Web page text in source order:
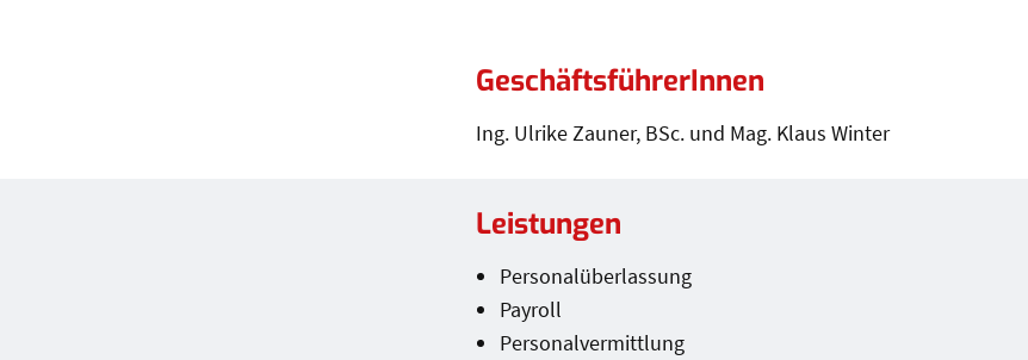
GeschäftsführerInnen
Ing. Ulrike Zauner, BSc. und Mag. Klaus Winter
Leistungen
Leistungen
Personalüberlassung
Payroll
Personalvermittlung